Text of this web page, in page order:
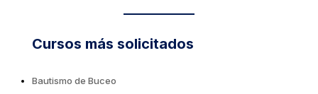
Cursos más solicitados
Bautismo de Buceo